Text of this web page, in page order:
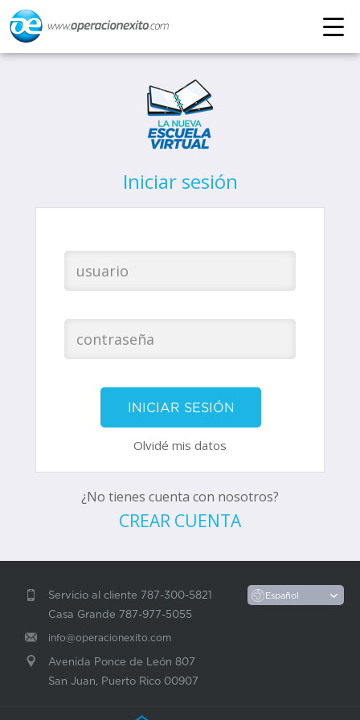
Iniciar sesión
Olvidé mis datos
¿No tienes cuenta con nosotros?
CREAR CUENTA
Servicio al cliente 787-300-5821
Casa Grande 787-977-5055
info@operacionexito.com
Avenida Ponce de León 807
San Juan, Puerto Rico 00907